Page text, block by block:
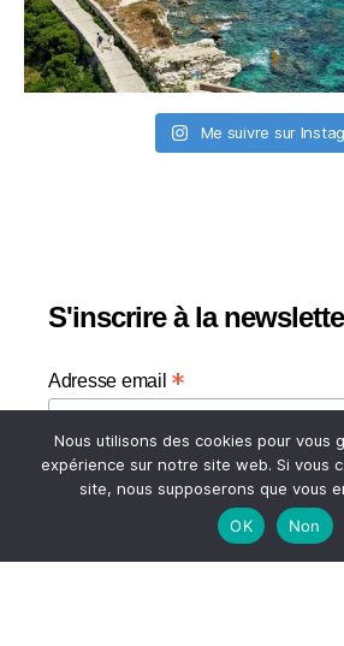
Me suivre sur
S'inscrire à la
Adresse email *
Votre adresse email
Nous utilisons des cookies pour vous
expérience sur notre site web. Si vous
site, nous supposerons que vous
OK
Non